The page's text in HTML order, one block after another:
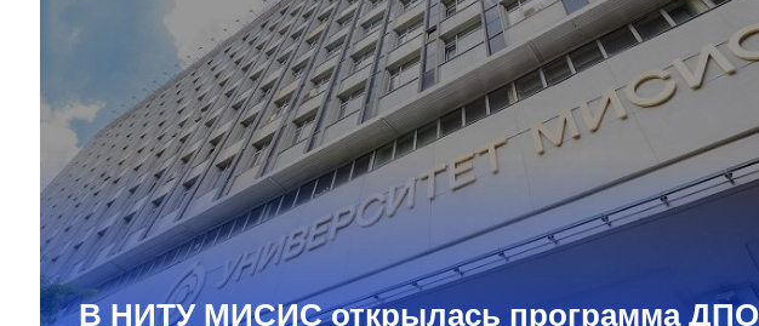
В НИТУ МИСИС открылась программа ДПО